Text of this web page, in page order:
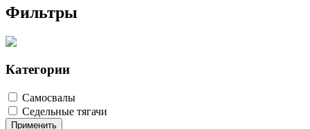
Фильтры
Категории
Самосвалы
Седельные тягачи